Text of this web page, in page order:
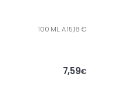
100 ML. A 15,18 €
7,59€